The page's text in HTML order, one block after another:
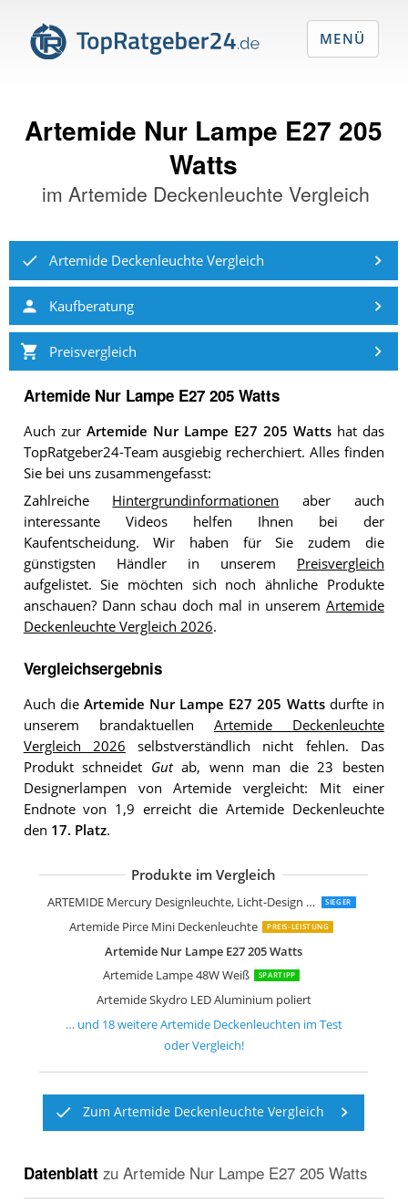
Artemide Nur Lampe E27 205
Watts
im Artemide Deckenleuchte Vergleich
Artemide Deckenleuchte Vergleich
Kaufberatung
Preisvergleich
Artemide Nur Lampe E27 205 Watts
Auch zur Artemide Nur Lampe E27 205 Wattshat das
TopRatgeber24-Team ausgiebig recherchiert. Alles finden
Sie bei uns zusammengefasst:
Zahlreiche Hintergrundinformationen aber auch
interessante Videos helfen Ihnen bei der
Kaufentscheidung. Wir haben für Sie zudem die
günstigsten Händler in unserem Preisvergleich
aufgelistet. Sie möchten sich noch ähnliche Produkte
anschauen? Dann schau doch mal in unserem Artemide
Deckenleuchte Vergleich 2026.
Vergleichsergebnis
Auch die Artemide Nur Lampe E27 205 Wattsdurfte in
unserem brandaktuellen Artemide Deckenleuchte
Vergleich 2026 selbstverständlich nicht fehlen. Das
Produkt schneidet Gutab, wenn man die 23 besten
Designerlampen von Artemide vergleicht: Mit einer
Endnote von 1,9 erreicht die Artemide Deckenleuchte
den 17. Platz.
Produkte im Vergleich
ARTEMIDE Mercury Designleuchte, Licht-Design Skapetze, www.skapetze.com SIEGER
Artemide Pirce Mini Deckenleuchte PREIS-LEISTUNG
Artemide Nur Lampe E27 205 Watts
Artemide Lampe 48W Weiß
SPARTIPP
Artemide Skydro LED Aluminium poliert
Artemide Mercury mini Soffitto
Artemide Droplet Soffitto LED
Artemide Net Deckenleuchte Linear
Artemide Net Deckenleuchte Linear
Artemide chlorophilia 2 Innenraum
Artemide chlorophilia Indoor 37 W
Artemide Pirce Mini Sospensione LED
Artemide Pirce Mini Soffitto LED
Artemide Logico Deckenleuchte weiß
Artemide Nur Lampe E27 205 Watts
Artemide Tolomeo Sospensione
Artemide Tolomeo Sospensione
Artemide Tolomeo Sospensione
… und 18weitereArtemide Deckenleuchten im Test
oder Vergleich!
Zum Artemide Deckenleuchte Vergleich
Datenblatt zu Artemide Nur Lampe E27 205 Watts
MENÜ